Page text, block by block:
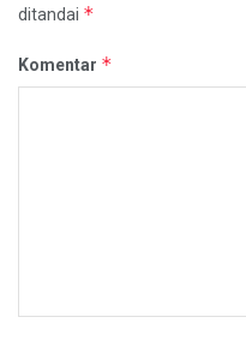
ditandai *
Komentar *